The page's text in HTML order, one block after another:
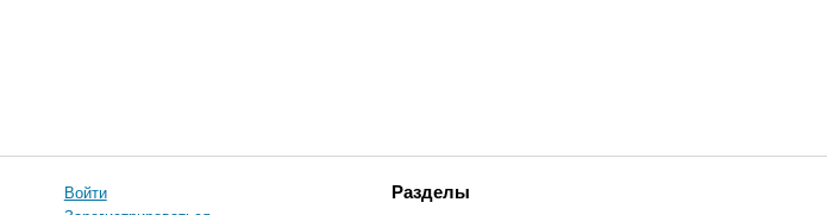
Войти
Разделы